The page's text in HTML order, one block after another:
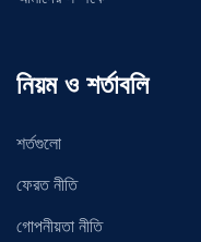
নিয়ম ও শর্তাবলি
শর্তগুলো
ফেরত নীতি
গোপনীয়তা নীতি